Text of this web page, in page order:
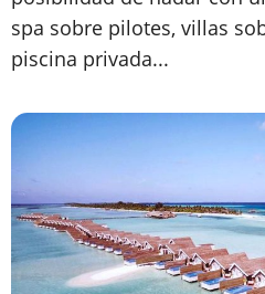
spa sobre pilotes, villas
piscina privada...